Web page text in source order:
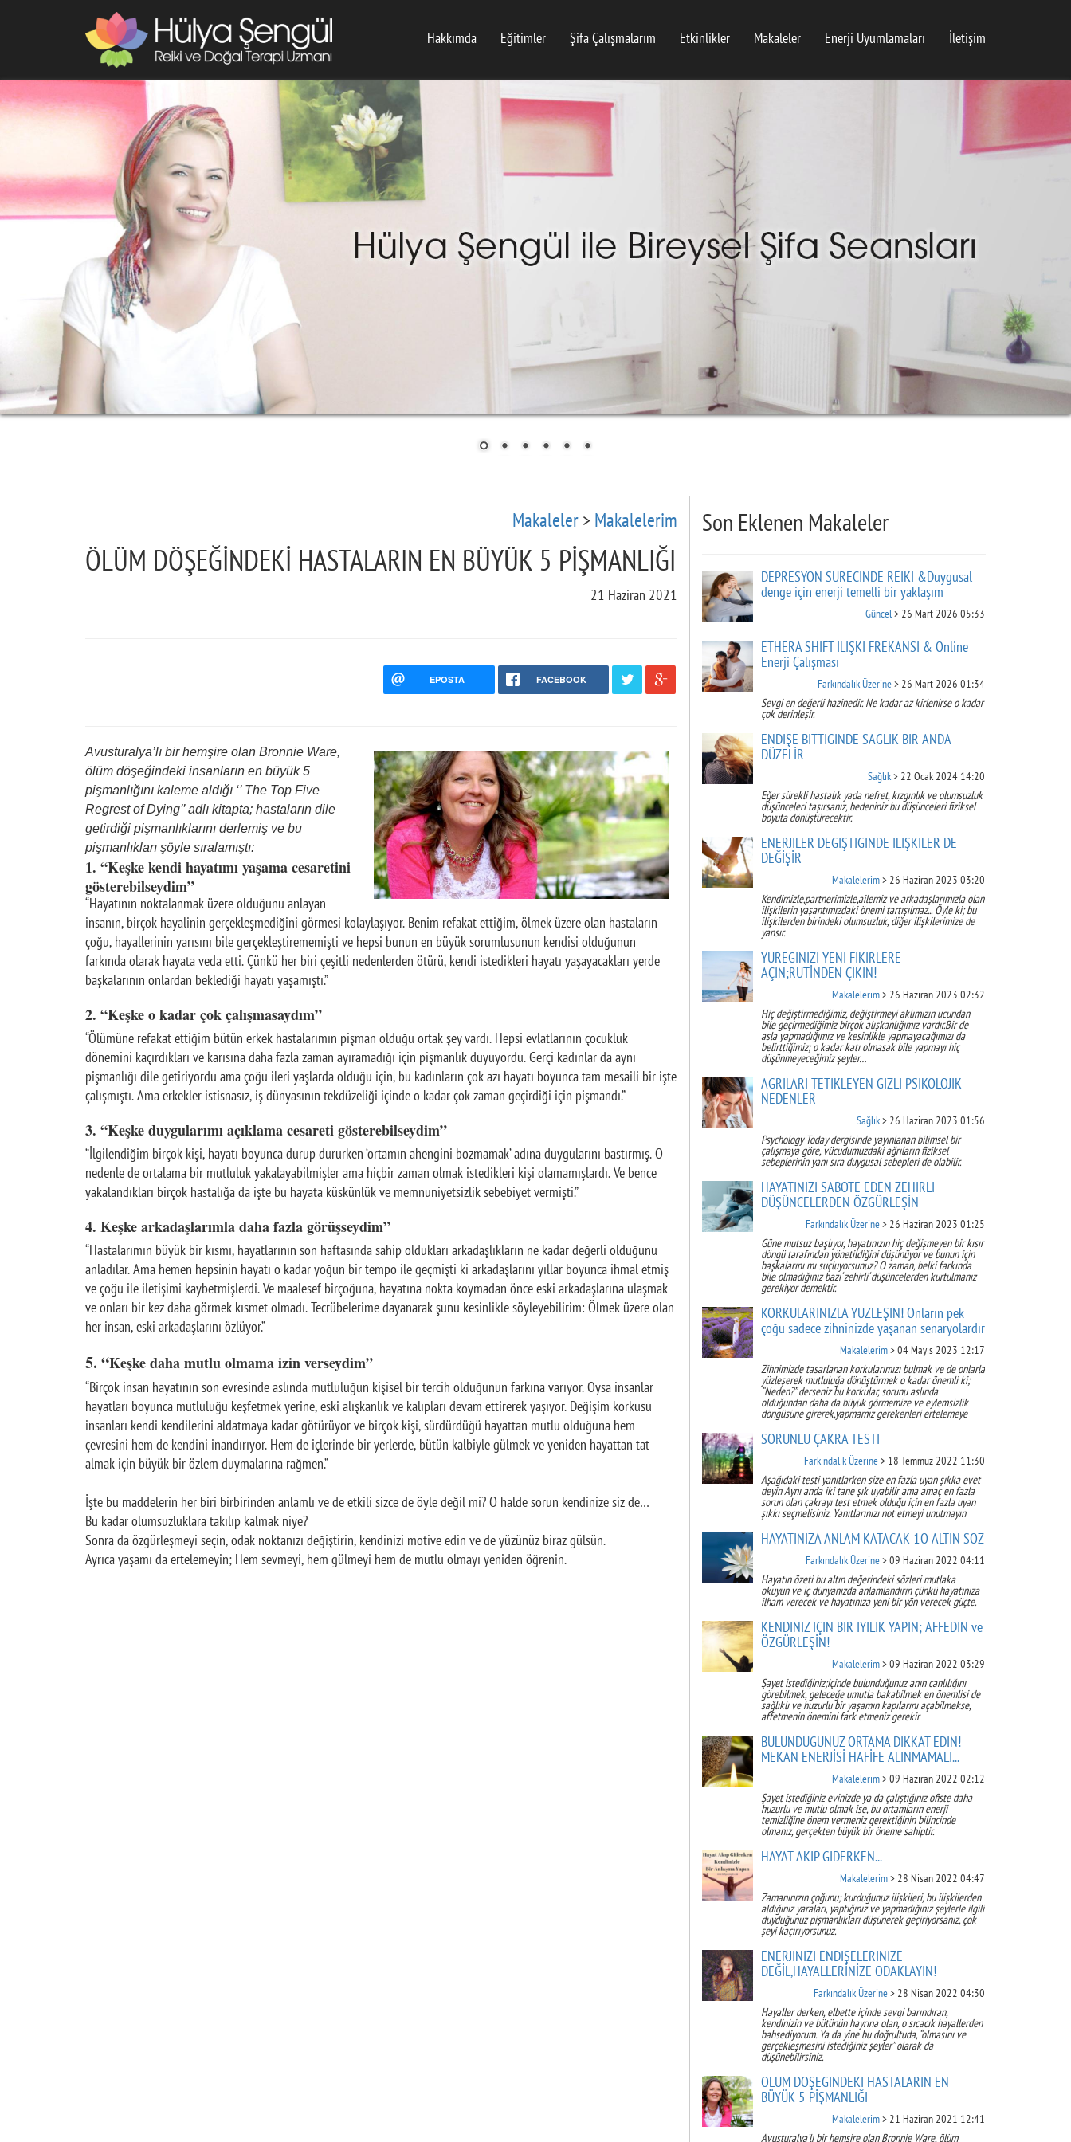
Hakkımda Eğitimler Şifa Çalışmalarım Etkinlikler Makaleler Enerji Uyumlamaları İletişim
Makaleler > Makalelerim
ÖLÜM DÖŞEĞİNDEKİ HASTALARIN EN BÜYÜK 5 PİŞMANLIĞI
21 Haziran 2021
EPOSTA FACEBOOK
Avusturalya’lı bir hemşire olan Bronnie Ware,
ölüm döşeğindeki insanların en büyük 5
pişmanlığını kaleme aldığı ‘’ The Top Five
Regrest of Dying’’ adlı kitapta; hastaların dile
getirdiği pişmanlıklarını derlemiş ve bu
pişmanlıkları şöyle sıralamıştı:
1. “Keşke kendi hayatımı yaşama cesaretini
gösterebilseydim”
“Hayatının noktalanmak üzere olduğunu anlayan
insanın, birçok hayalinin gerçekleşmediğini görmesi kolaylaşıyor. Benim refakat ettiğim, ölmek üzere olan hastaların
çoğu, hayallerinin yarısını bile gerçekleştirememişti ve hepsi bunun en büyük sorumlusunun kendisi olduğunun
farkında olarak hayata veda etti. Çünkü her biri çeşitli nedenlerden ötürü, kendi istedikleri hayatı yaşayacakları yerde
başkalarının onlardan beklediği hayatı yaşamıştı.”
2. “Keşke o kadar çok çalışmasaydım”
“Ölümüne refakat ettiğim bütün erkek hastalarımın pişman olduğu ortak şey vardı. Hepsi evlatlarının çocukluk
dönemini kaçırdıkları ve karısına daha fazla zaman ayıramadığı için pişmanlık duyuyordu. Gerçi kadınlar da aynı
pişmanlığı dile getiriyordu ama çoğu ileri yaşlarda olduğu için, bu kadınların çok azı hayatı boyunca tam mesaili bir işte
çalışmıştı. Ama erkekler istisnasız, iş dünyasının tekdüzeliği içinde o kadar çok zaman geçirdiği için pişmandı.”
3. “Keşke duygularımı açıklama cesareti gösterebilseydim”
“İlgilendiğim birçok kişi, hayatı boyunca durup dururken ‘ortamın ahengini bozmamak’ adına duygularını bastırmış. O
nedenle de ortalama bir mutluluk yakalayabilmişler ama hiçbir zaman olmak istedikleri kişi olamamışlardı. Ve bence
yakalandıkları birçok hastalığa da işte bu hayata küskünlük ve memnuniyetsizlik sebebiyet vermişti.”
4. Keşke arkadaşlarımla daha fazla görüşseydim”
“Hastalarımın büyük bir kısmı, hayatlarının son haftasında sahip oldukları arkadaşlıkların ne kadar değerli olduğunu
anladılar. Ama hemen hepsinin hayatı o kadar yoğun bir tempo ile geçmişti ki arkadaşlarını yıllar boyunca ihmal etmiş
ve çoğu ile iletişimi kaybetmişlerdi. Ve maalesef birçoğuna, hayatına nokta koymadan önce eski arkadaşlarına ulaşmak
ve onları bir kez daha görmek kısmet olmadı. Tecrübelerime dayanarak şunu kesinlikle söyleyebilirim: Ölmek üzere olan
her insan, eski arkadaşlarını özlüyor.”
5. “Keşke daha mutlu olmama izin verseydim”
“Birçok insan hayatının son evresinde aslında mutluluğun kişisel bir tercih olduğunun farkına varıyor. Oysa insanlar
hayatları boyunca mutluluğu keşfetmek yerine, eski alışkanlık ve kalıpları devam ettirerek yaşıyor. Değişim korkusu
insanları kendi kendilerini aldatmaya kadar götürüyor ve birçok kişi, sürdürdüğü hayattan mutlu olduğuna hem
çevresini hem de kendini inandırıyor. Hem de içlerinde bir yerlerde, bütün kalbiyle gülmek ve yeniden hayattan tat
almak için büyük bir özlem duymalarına rağmen.”
İşte bu maddelerin her biri birbirinden anlamlı ve de etkili sizce de öyle değil mi? O halde sorun kendinize siz de…
Bu kadar olumsuzluklara takılıp kalmak niye?
Sonra da özgürleşmeyi seçin, odak noktanızı değiştirin, kendinizi motive edin ve de yüzünüz biraz gülsün.
Ayrıca yaşamı da ertelemeyin; Hem sevmeyi, hem gülmeyi hem de mutlu olmayı yeniden öğrenin.
Son Eklenen Makaleler
DEPRESYON SÜRECİNDE REİKİ &Duygusal
denge için enerji temelli bir yaklaşım
Güncel> 26 Mart 2026 05:33
ETHERA SHİFT İLİŞKİ FREKANSI & Online
Enerji Çalışması
Farkındalık Üzerine > 26 Mart 2026 01:34
Sevgi en değerli hazinedir. Ne kadar az kirlenirse o kadar
çok derinleşir.
ENDİŞE BİTTİĞİNDE SAĞLIK BİR ANDA
DÜZELİR
Sağlık > 22 Ocak 2024 14:20
Eğer sürekli hastalık yada nefret, kızgınlık ve olumsuzluk
düşünceleri taşırsanız, bedeniniz bu düşünceleri fiziksel
boyuta dönüştürecektir.
ENERJİLER DEĞİŞTİĞİNDE İLİŞKİLER DE
DEĞİŞİR
Makalelerim > 26 Haziran 2023 03:20
Kendimizle,partnerimizle,ailemiz ve arkadaşlarımızla olan
ilişkilerin yaşantımızdaki önemi tartışılmaz... Öyle ki; bu
ilişkilerden birindeki olumsuzluk, diğer ilişkilerimize de
yansır.
YÜREĞİNİZİ YENİ FİKİRLERE
AÇIN;RUTİNDEN ÇIKIN!
Makalelerim > 26 Haziran 2023 02:32
Hiç değiştirmediğimiz, değiştirmeyi aklımızın ucundan
bile geçirmediğimiz birçok alışkanlığımız vardır.Bir de
asla yapmadığımız ve kesinlikle yapmayacağımızı da
belirttiğimiz; o kadar katı olmasak bile yapmayı hiç
düşünmeyeceğimiz şeyler…
AĞRILARI TETİKLEYEN GİZLİ PSİKOLOJİK
NEDENLER
Sağlık > 26 Haziran 2023 01:56
Psychology Today dergisinde yayınlanan bilimsel bir
çalışmaya göre, vücudumuzdaki ağrıların fiziksel
sebeplerinin yanı sıra duygusal sebepleri de olabilir.
HAYATINIZI SABOTE EDEN ZEHİRLİ
DÜŞÜNCELERDEN ÖZGÜRLEŞİN
Farkındalık Üzerine > 26 Haziran 2023 01:25
Güne mutsuz başlıyor, hayatınızın hiç değişmeyen bir kısır
döngü tarafından yönetildiğini düşünüyor ve bunun için
başkalarını mı suçluyorsunuz? O zaman, belki farkında
bile olmadığınız bazı‘ zehirli‘ düşüncelerden kurtulmanız
gerekiyor demektir.
KORKULARINIZLA YÜZLEŞİN! Onların pek
çoğu sadece zihninizde yaşanan senaryolardır
Makalelerim > 04 Mayıs 2023 12:17
Zihnimizde tasarlanan korkularımızı bulmak ve de onlarla
yüzleşerek mutluluğa dönüştürmek o kadar önemli ki;
“Neden?” derseniz bu korkular, sorunu aslında
olduğundan daha da büyük görmemize ve eylemsizlik
döngüsüne girerek,yapmamız gerekenleri ertelemeye
SORUNLU ÇAKRA TESTİ
Farkındalık Üzerine > 18 Temmuz 2022 11:30
Aşağıdaki testi yanıtlarken size en fazla uyan şıkka evet
deyin Aynı anda iki tane şık uyabilir ama amaç en fazla
sorun olan çakrayı test etmek olduğu için en fazla uyan
şıkkı seçmelisiniz. Yanıtlarınızı not etmeyi unutmayın
HAYATINIZA ANLAM KATACAK 1O ALTIN SÖZ
Farkındalık Üzerine > 09 Haziran 2022 04:11
Hayatın özeti bu altın değerindeki sözleri mutlaka
okuyun ve iç dünyanızda anlamlandırın çünkü hayatınıza
ilham verecek ve hayatınıza yeni bir yön verecek güçte.
KENDİNİZ İÇİN BİR İYİLİK YAPIN; AFFEDİN ve
ÖZGÜRLEŞİN!
Makalelerim > 09 Haziran 2022 03:29
Şayet istediğiniz;içinde bulunduğunuz anın canlılığını
görebilmek, geleceğe umutla bakabilmek en önemlisi de
sağlıklı ve huzurlu bir yaşamın kapılarını açabilmekse,
affetmenin önemini fark etmeniz gerekir
BULUNDUĞUNUZ ORTAMA DİKKAT EDİN!
MEKAN ENERJİSİ HAFİFE ALINMAMALI...
Makalelerim > 09 Haziran 2022 02:12
Şayet istediğiniz evinizde ya da çalıştığınız ofiste daha
huzurlu ve mutlu olmak ise, bu ortamların enerji
temizliğine önem vermeniz gerektiğinin bilincinde
olmanız, gerçekten büyük bir öneme sahiptir.
HAYAT AKIP GİDERKEN...
Makalelerim > 28 Nisan 2022 04:47
Zamanınızın çoğunu; kurduğunuz ilişkileri, bu ilişkilerden
aldığınız yaraları, yaptığınız ve yapmadığınız şeylerle ilgili
duyduğunuz pişmanlıkları düşünerek geçiriyorsanız, çok
şeyi kaçırıyorsunuz.
ENERJİNİZİ ENDİŞELERİNİZE
DEĞİL,HAYALLERİNİZE ODAKLAYIN!
Farkındalık Üzerine > 28 Nisan 2022 04:30
Hayaller derken, elbette içinde sevgi barındıran,
kendinizin ve bütünün hayrına olan, o sıcacık hayallerden
bahsediyorum. Ya da yine bu doğrultuda, “olmasını ve
gerçekleşmesini istediğiniz şeyler” olarak da
düşünebilirsiniz.
ÖLÜM DÖŞEĞİNDEKİ HASTALARIN EN
BÜYÜK 5 PİŞMANLIĞI
Makalelerim > 21 Haziran 2021 12:41
Avusturalya’lı bir hemşire olan Bronnie Ware, ölüm